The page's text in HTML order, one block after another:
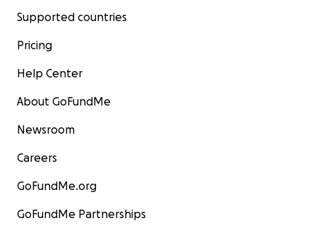
Supported countries
Pricing
Help Center
About GoFundMe
Newsroom
Careers
GoFundMe.org
GoFundMe Partnerships